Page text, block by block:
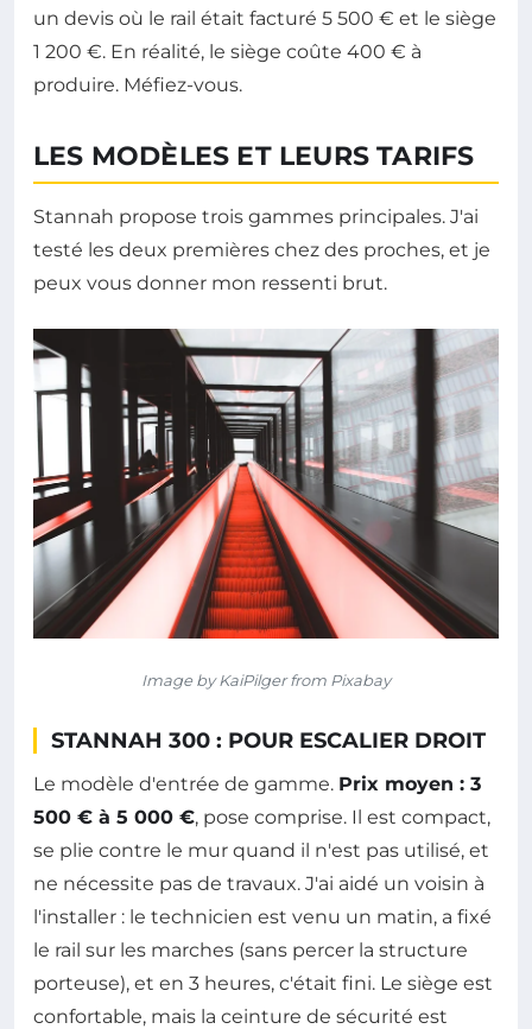
un devis où le rail était facturé 5 500 € et le siège
1 200 €. En réalité, le siège coûte 400 € à
produire. Méfiez-vous.
LES MODÈLES ET LEURS TARIFS
Stannah propose trois gammes principales. J'ai
testé les deux premières chez des proches, et je
peux vous donner mon ressenti brut.
Image by KaiPilger from Pixabay
STANNAH 300 : POUR ESCALIER DROIT
Le modèle d'entrée de gamme. Prix moyen : 3
500 € à 5 000 €, pose comprise. Il est compact,
se plie contre le mur quand il n'est pas utilisé, et
ne nécessite pas de travaux. J'ai aidé un voisin à
l'installer : le technicien est venu un matin, a fixé
le rail sur les marches (sans percer la structure
porteuse), et en 3 heures, c'était fini. Le siège est
confortable, mais la ceinture de sécurité est